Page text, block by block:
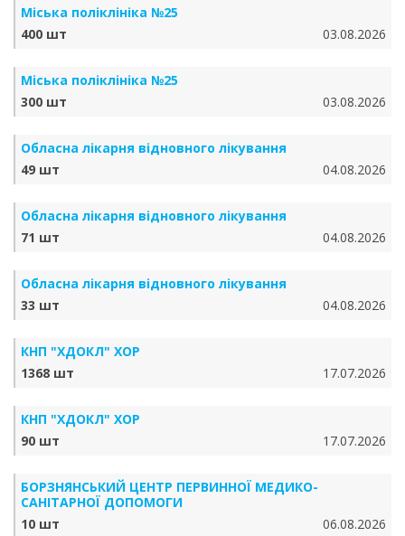
Міська поліклініка №25
400 шт
03.08.2026
Міська поліклініка №25
300 шт
03.08.2026
Обласна лікарня відновного лікування
49 шт
04.08.2026
Обласна лікарня відновного лікування
71 шт
04.08.2026
Обласна лікарня відновного лікування
33 шт
04.08.2026
КНП "ХДОКЛ" ХОР
1368 шт
17.07.2026
КНП "ХДОКЛ" ХОР
90 шт
17.07.2026
БОРЗНЯНСЬКИЙ ЦЕНТР ПЕРВИННОЇ МЕДИКО-
САНІТАРНОЇ ДОПОМОГИ
10 шт
06.08.2026